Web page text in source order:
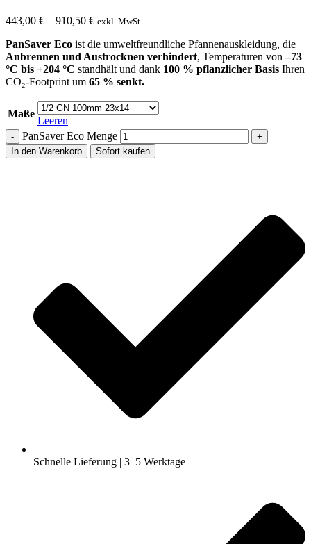
443,00 € – 910,50 € exkl. MwSt.
PanSaver Eco ist die umweltfreundliche Pfannen­auskleidung, die
Anbrennen und Austrocknen verhindert, Temperaturen von–73
°C bis +204 °C standhält und dank 100 % pflanzlicher Basis Ihren
CO₂-Footprint um 65 % senkt.
Maße
Leeren
PanSaver Eco Menge
In den Warenkorb Sofort kaufen
Schnelle Lieferung | 3–5 Werktage